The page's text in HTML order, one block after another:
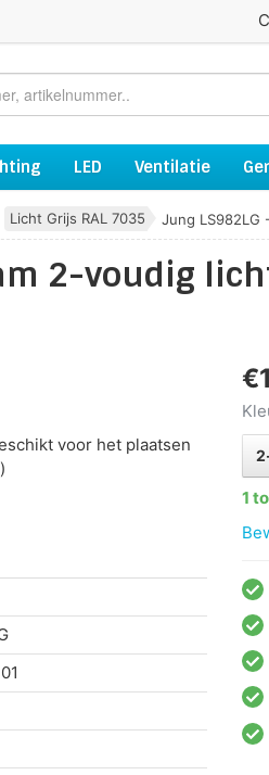
LED Ventilatie
Licht Grijs RAL 7035 Jung LS982LG
2-voudig
voor het plaatsen
1